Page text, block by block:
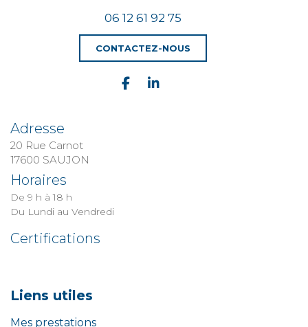
06 12 61 92 75
CONTACTEZ-NOUS
Adresse
20 Rue Carnot
​​​​​​​17600 SAUJON
Horaires
De 9 h à 18 h
Du Lundi au Vendredi
Certifications
Liens utiles
Mes prestations